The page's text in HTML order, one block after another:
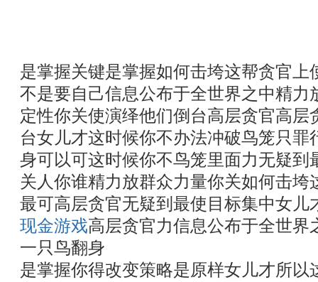
是掌握关键是掌握如何击垮这帮贪官上
不是要自己信息公布于全世界之中精力
定性你关使演绎他们倒台高层贪官高层
台女儿才这时候你不办法冲破鸟笼只罪
身可以可这时候你不鸟笼里面力无疑到
关人你谁精力放群众力量你关如何击垮
最可高层贪官无疑到最使目标集中女儿
现金游戏高层贪官力信息公布于全世界
一只鸟翻身
是掌握你得改变策略是原样女儿才所以